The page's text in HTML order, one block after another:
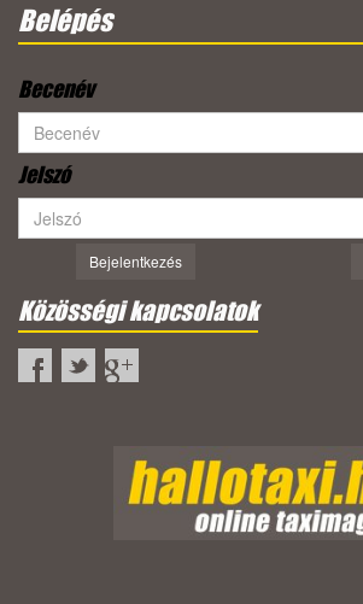
Belépés
Becenév
Jelszó
Bejelentkezés
Közösségi kapcsolatok